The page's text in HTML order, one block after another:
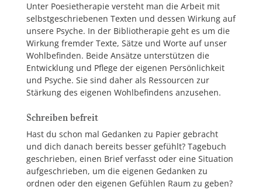
Unter Poesietherapie versteht man die Arbeit mit
selbstgeschriebenen Texten und dessen Wirkung auf
unsere Psyche. In der Bibliotherapie geht es um die
Wirkung fremder Texte, Sätze und Worte auf unser
Wohlbefinden. Beide Ansätze unterstützen die
Entwicklung und Pflege der eigenen Persönlichkeit
und Psyche. Sie sind daher als Ressourcen zur
Stärkung des eigenen Wohlbefindens anzusehen.
Schreiben befreit
Hast du schon mal Gedanken zu Papier gebracht
und dich danach bereits besser gefühlt? Tagebuch
geschrieben, einen Brief verfasst oder eine Situation
aufgeschrieben, um die eigenen Gedanken zu
ordnen oder den eigenen Gefühlen Raum zu geben?